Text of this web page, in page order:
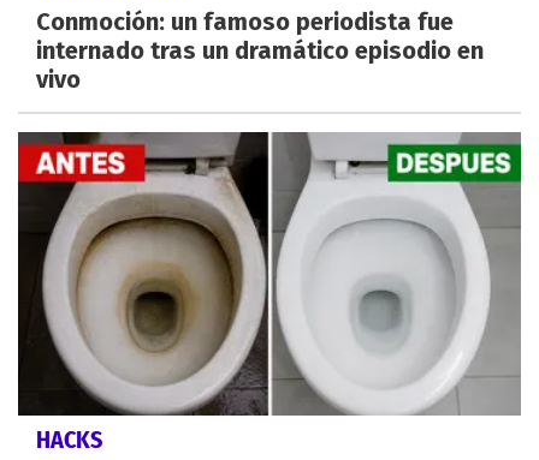
Conmoción: un famoso periodista fue
internado tras un dramático episodio en
vivo
HACKS